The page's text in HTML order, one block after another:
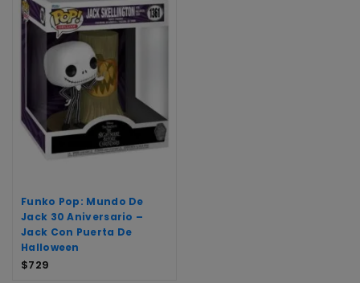
Funko Pop: Mundo De
Jack 30 Aniversario –
Jack Con Puerta De
Halloween
$729